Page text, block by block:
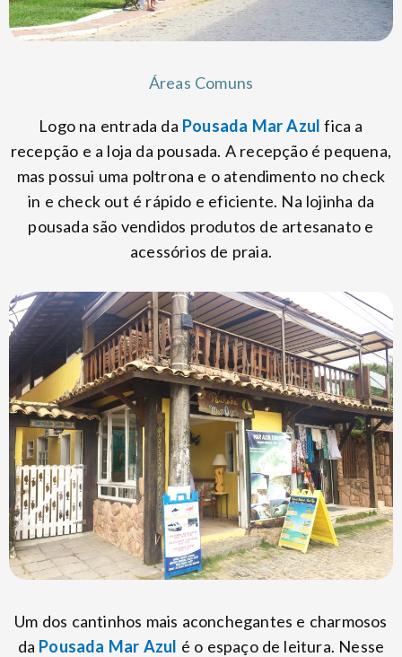
Áreas Comuns
Logo na entrada da Pousada Mar Azul fica a
recepção e a loja da pousada. A recepção é pequena,
mas possui uma poltrona e o atendimento no check
in e check out é rápido e eficiente. Na lojinha da
pousada são vendidos produtos de artesanato e
acessórios de praia.
Um dos cantinhos mais aconchegantes e charmosos
da Pousada Mar Azul é o espaço de leitura. Nesse